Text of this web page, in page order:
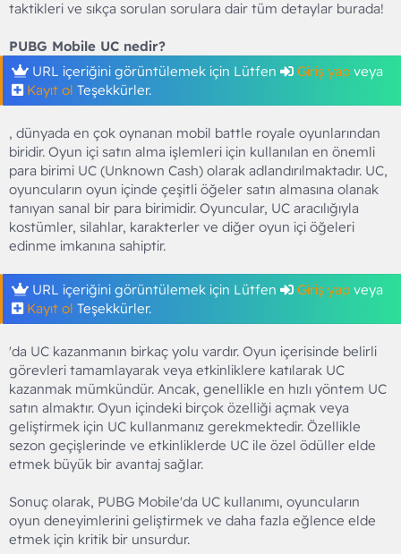
taktikleri ve sıkça sorulan sorulara dair tüm detaylar burada!
PUBG Mobile UC nedir?
URL içeriğini görüntülemek için Lütfen
Giriş yap veya
Kayıt ol Teşekkürler.
, dünyada en çok oynanan mobil battle royale oyunlarından
biridir. Oyun içi satın alma işlemleri için kullanılan en önemli
para birimi UC (Unknown Cash) olarak adlandırılmaktadır. UC,
oyuncuların oyun içinde çeşitli öğeler satın almasına olanak
tanıyan sanal bir para birimidir. Oyuncular, UC aracılığıyla
kostümler, silahlar, karakterler ve diğer oyun içi öğeleri
edinme imkanına sahiptir.
URL içeriğini görüntülemek için Lütfen Giriş yap veya
Kayıt ol Teşekkürler.
'da UC kazanmanın birkaç yolu vardır. Oyun içerisinde belirli
görevleri tamamlayarak veya etkinliklere katılarak UC
kazanmak mümkündür. Ancak, genellikle en hızlı yöntem UC
satın almaktır. Oyun içindeki birçok özelliği açmak veya
geliştirmek için UC kullanmanız gerekmektedir. Özellikle
sezon geçişlerinde ve etkinliklerde UC ile özel ödüller elde
etmek büyük bir avantaj sağlar.
Sonuç olarak, PUBG Mobile'da UC kullanımı, oyuncuların
oyun deneyimlerini geliştirmek ve daha fazla eğlence elde
etmek için kritik bir unsurdur.